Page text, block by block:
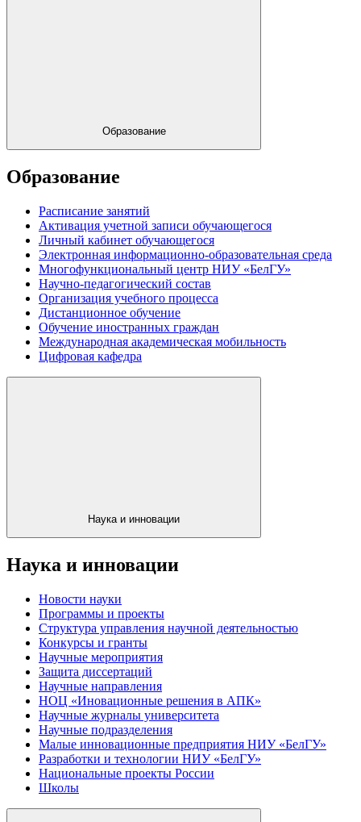
Образование
Образование
Расписание занятий
Активация учетной записи обучающегося
Личный кабинет обучающегося
Электронная информационно-образовательная среда
Многофункциональный центр НИУ «БелГУ»
Научно-педагогический состав
Организация учебного процесса
Дистанционное обучение
Обучение иностранных граждан
Международная академическая мобильность
Цифровая кафедра
Наука и инновации
Наука и инновации
Новости науки
Программы и проекты
Структура управления научной деятельностью
Конкурсы и гранты
Научные мероприятия
Защита диссертаций
Научные направления
НОЦ «Иновационные решения в АПК»
Научные журналы университета
Научные подразделения
Малые инновационные предприятия НИУ «БелГУ»
Разработки и технологии НИУ «БелГУ»
Национальные проекты России
Школы